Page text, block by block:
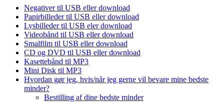
Negativer til USB eller download
Papirbilleder til USB eller download
Lysbilleder til USB eler download
Videobånd til USB eller download
Smalfilm til USB eller download
CD og DVD til USB eller download
Kasettebånd til MP3
Mini Disk til MP3
Hvordan gør jeg, hvis/når jeg gerne vil bevare mine bedste
minder?
Bestilling af dine bedste minder